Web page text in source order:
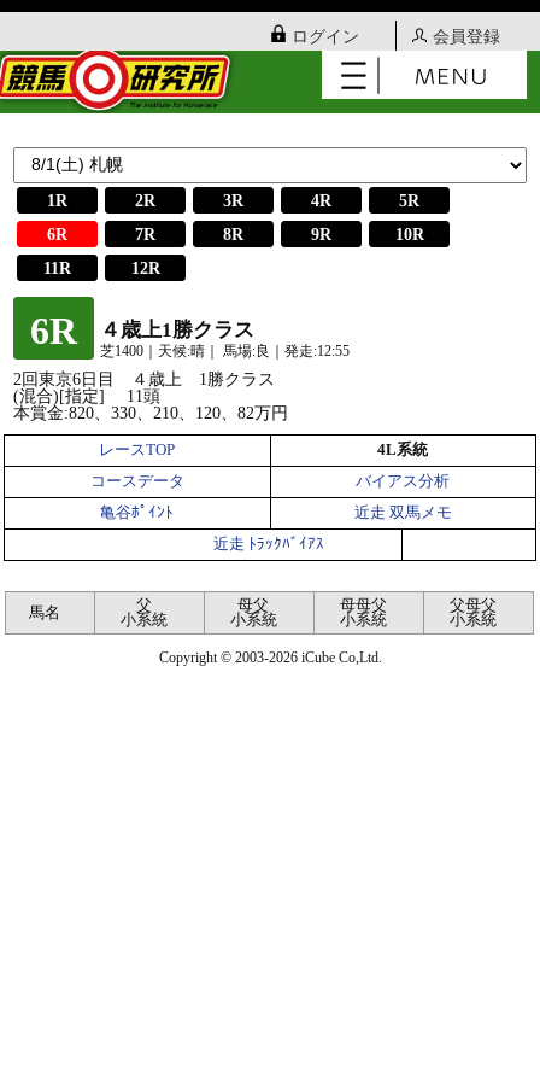
ログイン 会員登録
1R 2R 3R 4R
5R
6R
7R 8R 9R
10R
11R
12R
6R ４歳上1勝クラス
芝1400｜天候:晴｜ 馬場:良｜発走:12:55
2回東京6日目 ４歳上 1勝クラス
(混合)[指定] 11頭
本賞金:820、330、210、120、82万円
レースTOP
4L系統
コースデータ
バイアス分析
亀谷ﾎﾟｲﾝﾄ
近走 双馬メモ
近走 ﾄﾗｯｸﾊﾞｲｱｽ
馬名
父
小系統
母父
小系統
母母父
小系統
父母父
小系統
Copyright © 2003-2026 iCube Co,Ltd.